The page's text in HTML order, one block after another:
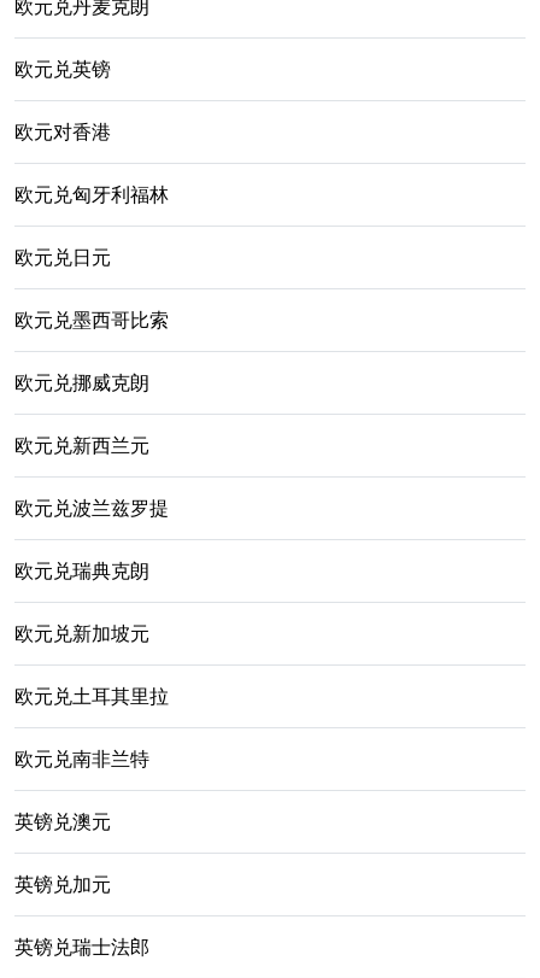
欧元兑丹麦克朗
欧元兑英镑
欧元对香港
欧元兑匈牙利福林
欧元兑日元
欧元兑墨西哥比索
欧元兑挪威克朗
欧元兑新西兰元
欧元兑波兰兹罗提
欧元兑瑞典克朗
欧元兑新加坡元
欧元兑土耳其里拉
欧元兑南非兰特
英镑兑澳元
英镑兑加元
英镑兑瑞士法郎